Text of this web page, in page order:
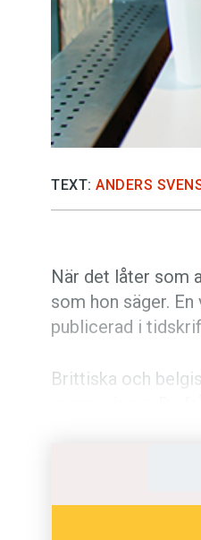
TEXT: ANDERS
När det låter som
som hon säger.
publicerad i
Brittiska och
Deltagarna fick